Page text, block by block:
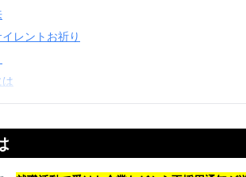
レントお祈り